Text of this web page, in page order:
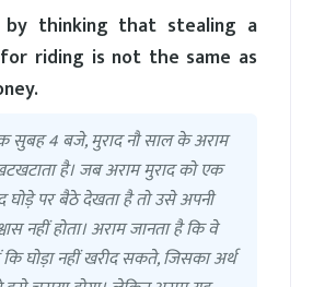
thinking that stealing a
riding is not the same as
सुबह 4 बजे, मुराद नौ साल के अराम
है। जब अराम मुराद को एक
घोड़े पर बैठे देखता है तो उसे अपनी
नहीं होता। अराम जानता है कि वे
घोड़ा नहीं खरीद सकते, जिसका अर्थ